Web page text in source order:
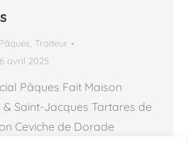
Pâques Traiteur
avril 2025
Pâques Fait Maison
Saint-Jacques Tartares de
Ceviche de Dorade